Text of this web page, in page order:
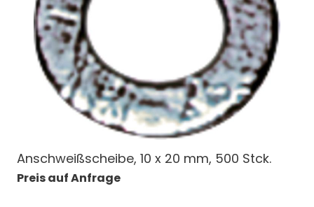
Anschweißscheibe, 10 x 20 mm, 500 Stck.
Preis auf Anfrage